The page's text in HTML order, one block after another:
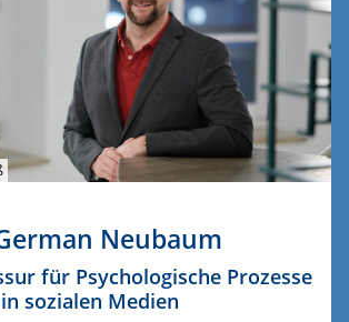
Neubaum
für Psychologische Prozesse
sozialen Medien